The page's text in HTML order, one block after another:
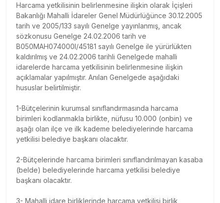
Harcama yetkilisinin belirlenmesine ilişkin olarak İçişleri
Bakanlığı Mahalli İdareler Genel Müdürlüğünce 30.12.2005
tarih ve 2005/133 sayılı Genelge yayınlanmış, ancak
sözkonusu Genelge 24.02.2006 tarih ve
B050MAH074000l/45181 sayılı Genelge ile yürürlükten
kaldırılmış ve 24.02.2006 tarihli Genelgede mahalli
idarelerde harcama yetkilisinin belirlenmesine ilişkin
açıklamalar yapılmıştır. Anılan Genelgede aşağıdaki
hususlar belirtilmiştir.
1-Bütçelerinin kurumsal sınıflandırmasında harcama
birimleri kodlanmakla birlikte, nüfusu 10.000 (onbin) ve
aşağı olan ilçe ve ilk kademe belediyelerinde harcama
yetkilisi belediye başkanı olacaktır.
2-Bütçelerinde harcama birimleri sınıflandırılmayan kasaba
(belde) belediyelerinde harcama yetkilisi belediye
başkanı olacaktır.
3- Mahalli idare birliklerinde harcama yetkilisi birlik